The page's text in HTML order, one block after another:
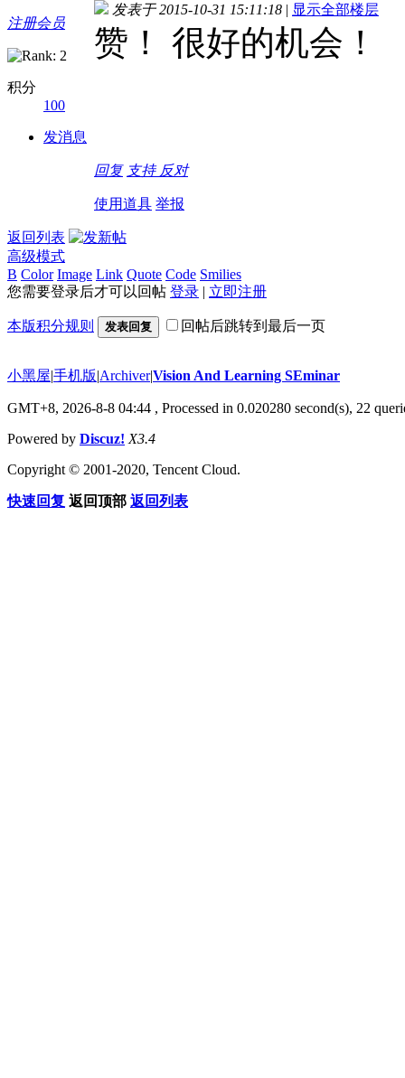
注册会员
积分
100
发消息
发表于 2015-10-31 15:11:18 | 显示全部楼层
赞！ 很好的机会！
回复 支持 反对
使用道具 举报
返回列表
高级模式
B Color Image Link Quote Code Smilies
您需要登录后才可以回帖 登录 | 立即注册
本版积分规则 发表回复 回帖后跳转到最后一页
小黑屋|手机版|Archiver|Vision And Learning SEminar
GMT+8, 2026-8-8 04:44 , Processed in 0.020280 second(s), 22
Powered by Discuz! X3.4
Copyright © 2001-2020, Tencent Cloud.
快速回复 返回顶部 返回列表